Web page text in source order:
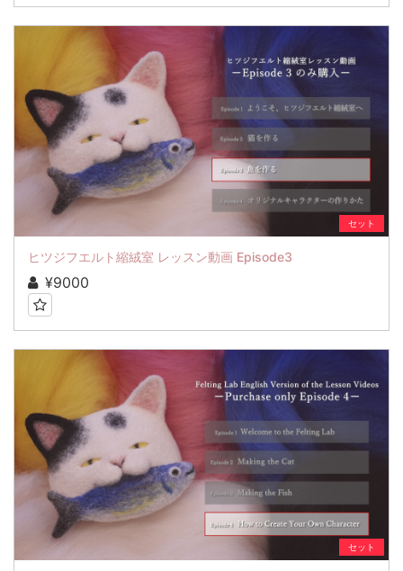
セット
ヒツジフエルト縮絨室 レッスン動画 Episode3
¥9000
セット